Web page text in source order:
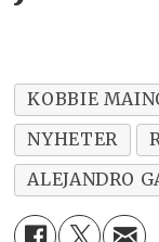
KOBBIE
NYHETER
ALEJANDRO